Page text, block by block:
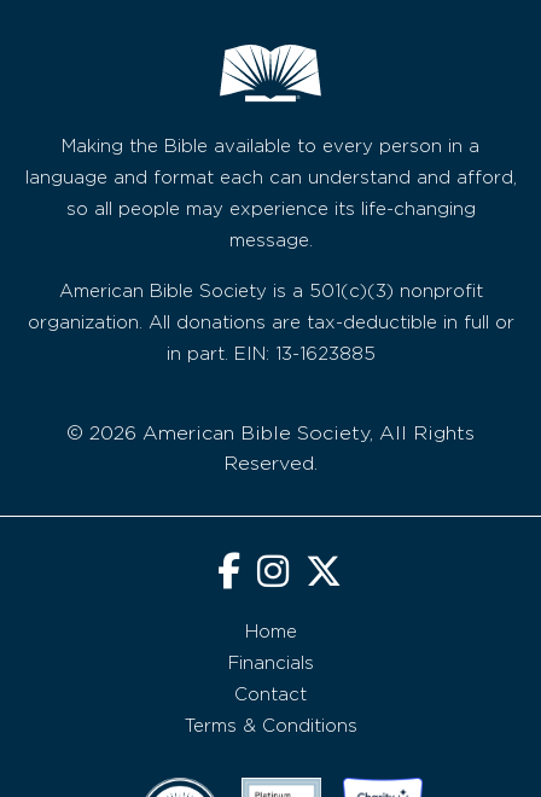
Making the Bible available to every person in a
language and format each can understand and afford,
so all people may experience its life-changing
message.
American Bible Society is a 501(c)(3) nonprofit
organization. All donations are tax-deductible in full or
in part. EIN: 13-1623885
© 2026 American Bible Society, All Rights
Reserved.
Home
Financials
Contact
Terms & Conditions